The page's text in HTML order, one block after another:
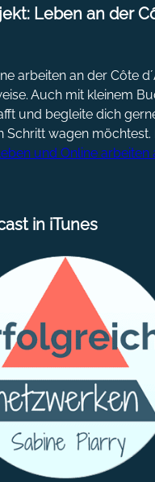
Leben an der
arbeiten an der Côte
Auch mit kleinem
und begleite dich
Schritt wagen möchtest.
und Online arbeiten
in iTunes